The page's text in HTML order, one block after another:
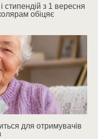
стипендій з 1 вересня
обіцяє
для отримувачів